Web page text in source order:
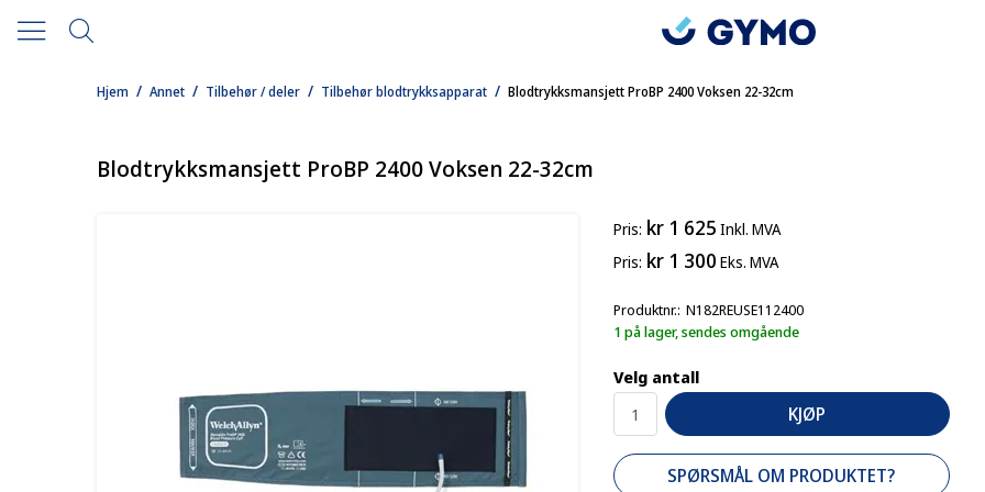
/
Hjem /
Annet /
Tilbehør / deler /
Tilbehør blodtrykksapparat Blodtrykksmansjett ProBP 2400 Voksen 22-32cm
Blodtrykksmansjett ProBP 2400 Voksen 22-32cm
Pris kr 1 625 Inkl. MVA
Pris kr 1 300 Eks. MVA
Produktnr. N182REUSE112400
1 på lager, sendes omgående
Velg antall
KJØP
SPØRSMÅL OM PRODUKTET?